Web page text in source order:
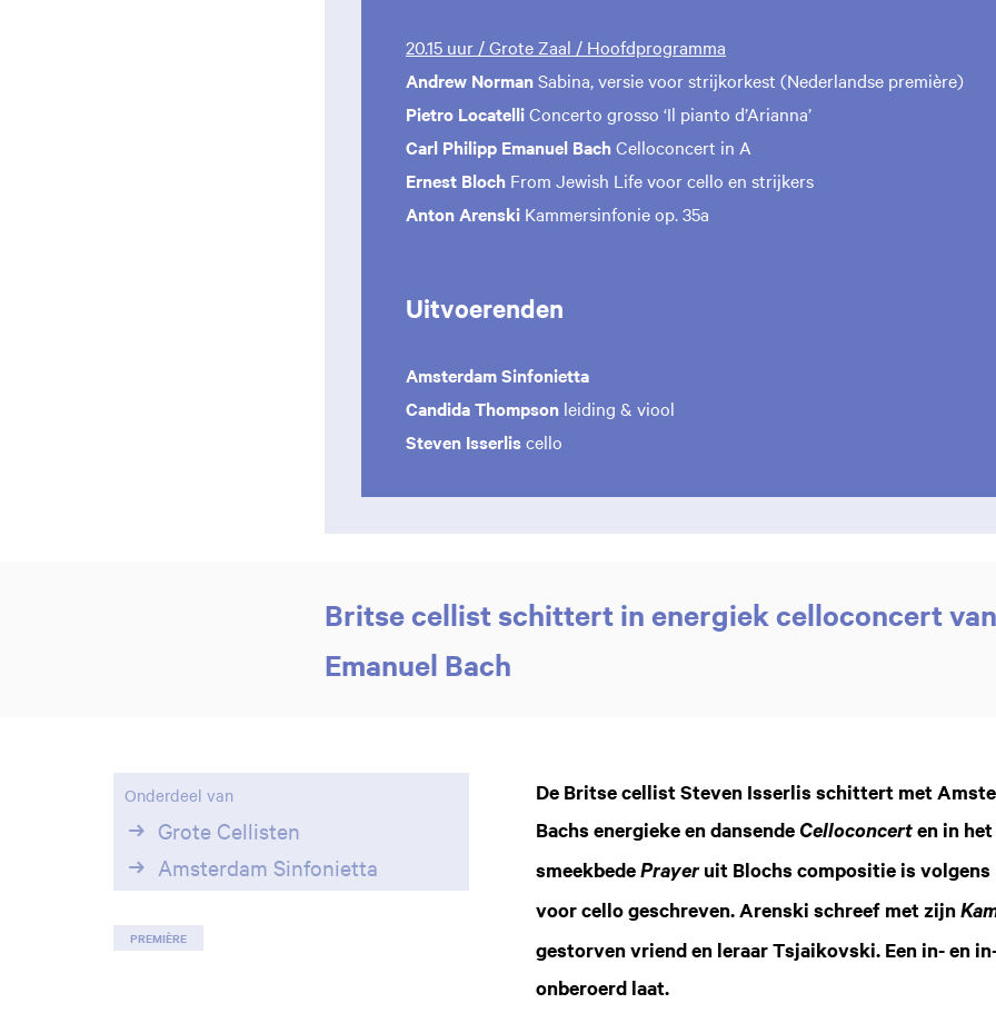
20.15 uur / Grote Zaal / Hoofdprogramma
Andrew NormanSabina, versie voor strijkorkest (Nederlandse première)
Pietro LocatelliConcerto grosso ‘Il pianto d’Arianna’
Carl Philipp Emanuel BachCelloconcert in A
Ernest Bloch From Jewish Life voor cello en strijkers
Anton Arenski Kammersinfonie op. 35a
Uitvoerenden
Amsterdam Sinfonietta
Candida Thompson leiding & viool
Steven Isserliscello
Britse cellist schittert in energiek celloconcert
Emanuel Bach
De Britse cellist Steven Isserlis schittert met
Bachs energieke en dansende Celloconcerten in
smeekbede Prayeruit Blochs compositie is
voor cello geschreven. Arenski schreef met zijn
gestorven vriend en leraar Tsjaikovski. Een in- en
onberoerd laat.
Onderdeel van
Grote Cellisten
Amsterdam Sinfonietta
PREMIÈRE